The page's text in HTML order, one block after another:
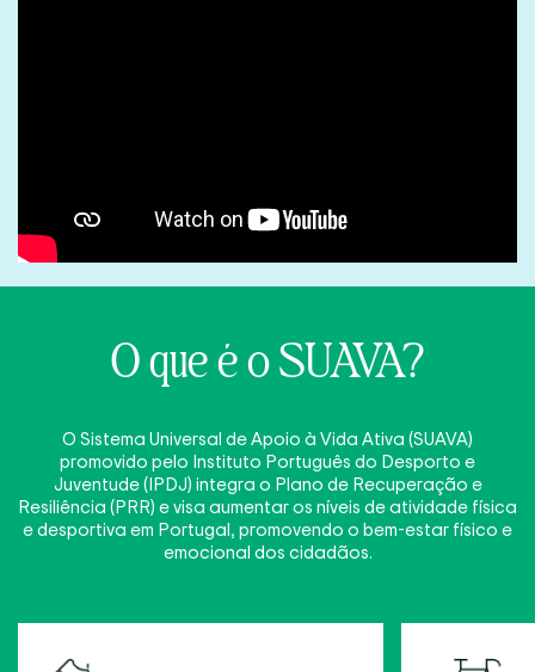
O que é o SUAVA?
O Sistema Universal de Apoio à Vida Ativa (SUAVA)
promovido pelo Instituto Português do Desporto e
Juventude (IPDJ) integra o Plano de Recuperação e
Resiliência (PRR) e visa aumentar os níveis de atividade física
e desportiva em Portugal, promovendo o bem-estar físico e
emocional dos cidadãos.